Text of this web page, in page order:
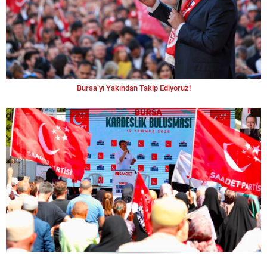
Bursa’yı Yakından Takip Ediyoruz!